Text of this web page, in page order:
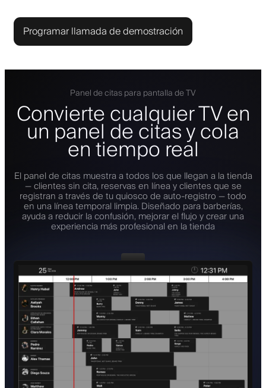
Programar llamada de demostración
Panel de citas para pantalla de TV
Convierte cualquier TV en
un panel de citas y cola
en tiempo real
El panel de citas muestra a todos los que llegan a la tienda
— clientes sin cita, reservas en línea y clientes que se
registran a través de tu quiosco de auto-registro — todo
en una línea temporal limpia. Diseñado para barberías,
ayuda a reducir la confusión, mejorar el flujo y crear una
experiencia más profesional en la tienda